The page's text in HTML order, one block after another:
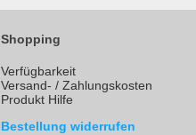
Shopping
Verfügbarkeit
Versand- / Zahlungskosten
Produkt Hilfe
Bestellung widerrufen